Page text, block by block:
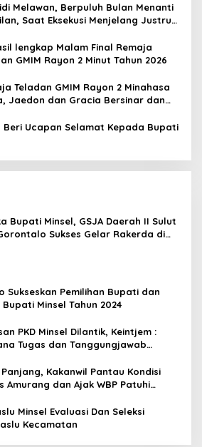
Melawan, Berpuluh Bulan Menanti
Saat Eksekusi Menjelang Justru
lengkap Malam Final Remaja
GMIM Rayon 2 Minut Tahun 2026
Teladan GMIM Rayon 2 Minahasa
Jaedon dan Gracia Bersinar dan
Beri Ucapan Selamat Kepada Bupati
Bupati Minsel, GSJA Daerah II Sulut
Sukses Gelar Rakerda di
Sukseskan Pemilihan Bupati dan
Bupati Minsel Tahun 2024
PKD Minsel Dilantik, Keintjem :
Tugas dan Tanggungjawab
Kakanwil Pantau Kondisi
Amurang dan Ajak WBP Patuhi
Minsel Evaluasi Dan Seleksi
Kecamatan